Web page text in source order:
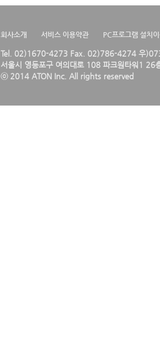
회사소개 서비스 이용약관 PC프로그램 설치
Tel. 02)1670-4273 Fax. 02)786-4274 우
서울시 영등포구 여의대로 108 파크원타워1 26
ⓒ 2014 ATON Inc. All rights reserved